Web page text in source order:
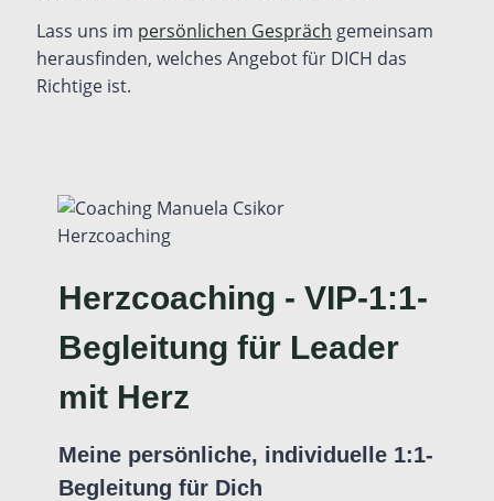
Lass uns im persönlichen Gespräch gemeinsam
herausfinden, welches Angebot für DICH das
Richtige ist.
Herzcoaching - VIP-1:1-
Begleitung für Leader
mit Herz
Meine persönliche, individuelle 1:1-
Begleitung für Dich